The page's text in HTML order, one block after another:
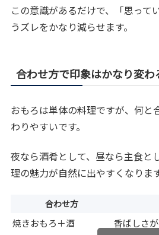
この意識があるだけで、「思って
うズレをかなり減らせます。
合わせ方で印象はかなり変わ
おもろは単体の料理ですが、何と
わりやすいです。
夜なら酒肴として、昼なら主食と
理の魅力が自然に出やすくなります
合わせ方
焼きおもろ＋酒 香ばしさ